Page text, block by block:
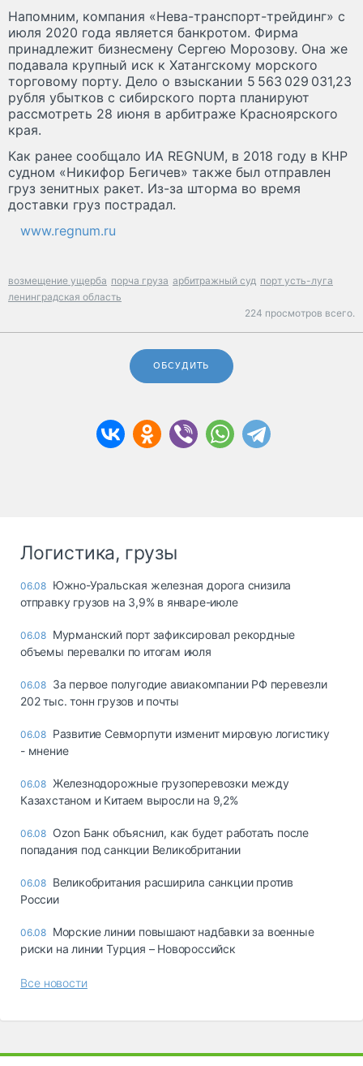
Напомним, компания «Нева-транспорт-трейдинг» с
июля 2020 года является банкротом. Фирма
принадлежит бизнесмену Сергею Морозову. Она же
подавала крупный иск к Хатангскому морского
торговому порту. Дело о взыскании 5 563 029 031,23
рубля убытков с сибирского порта планируют
рассмотреть 28 июня в арбитраже Красноярского
края.
Как ранее сообщало ИА REGNUM, в 2018 году в КНР
судном «Никифор Бегичев» также был отправлен
груз зенитных ракет. Из-за шторма во время
доставки груз пострадал.
www.regnum.ru
возмещение ущерба порча груза арбитражный суд порт усть-луга
ленинградская область
224 просмотров всего.
ОБСУДИТЬ
Логистика, грузы
06.08 Южно-Уральская железная дорога снизила
отправку грузов на 3,9% в январе-июле
06.08 Мурманский порт зафиксировал рекордные
объемы перевалки по итогам июля
06.08 За первое полугодие авиакомпании РФ перевезли
202 тыс. тонн грузов и почты
06.08 Развитие Севморпути изменит мировую логистику
- мнение
06.08 Железнодорожные грузоперевозки между
Казахстаном и Китаем выросли на 9,2%
06.08 Ozon Банк объяснил, как будет работать после
попадания под санкции Великобритании
06.08 Великобритания расширила санкции против
России
06.08 Морские линии повышают надбавки за военные
риски на линии Турция – Новороссийск
Все новости